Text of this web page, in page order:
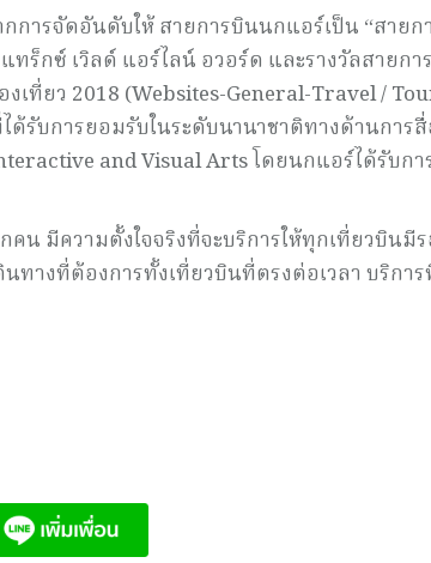
กการจัดอันดับให้ สายการบินนกแอร์เป็น “สาย
ทร็กซ์ เวิลด์ แอร์ไลน์ อวอร์ด และรางวัลสายก
เที่ยว 2018 (Websites-General-Travel /
รับการยอมรับในระดับนานาชาติทางด้านการ
and Visual Arts โดยนกแอร์ได้รับกา
น มีความตั้งใจจริงที่จะบริการให้ทุกเที่ยวบินมี
ทางที่ต้องการทั้งเที่ยวบินที่ตรงต่อเวลา บริกา